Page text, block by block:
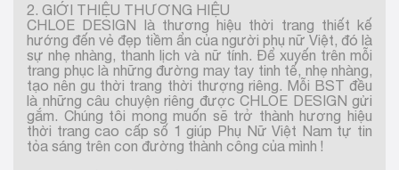
2. GIỚI THIỆU THƯƠNG HIỆU
CHLOE DESIGN là thương hiệu thời trang thiết kế
hướng đến vẻ đẹp tiềm ẩn của người phụ nữ Việt, đó là
sự nhẹ nhàng, thanh lịch và nữ tính. Để xuyến trên mỗi
trang phục là những đường may tay tinh tế, nhẹ nhàng,
tạo nên gu thời trang thời thượng riêng. Mỗi BST đều
là những câu chuyện riêng được CHLOE DESIGN gửi
gắm. Chúng tôi mong muốn sẽ trở thành hương hiệu
thời trang cao cấp số 1 giúp Phụ Nữ Việt Nam tự tin
tỏa sáng trên con đường thành công của mình !